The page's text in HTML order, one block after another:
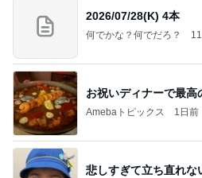
2026/07/28(K) 4本
何でかな？何でだろ？
お祝いディナーで最高
Amebaトピックス 1日前
悲しすぎて立ち直れな